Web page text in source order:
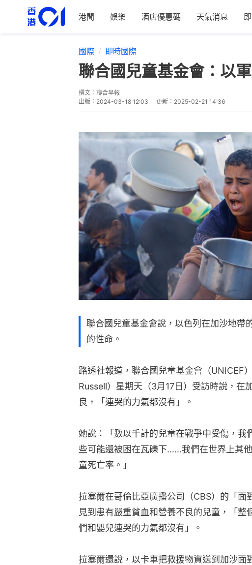
港聞 娛樂 酒店優惠碼 天氣消息
國際 即時國際
聯合國兒童基金會：以
撰文： 聯合早報
出版： 2024-03-18 12:03 更新： 2025-02-21 14:36
聯合國兒童基金會說，以色列在加沙地帶
的性命。
路透社報道，聯合國兒童基金會（UNICEF
Russell）星期天（3月17日）受訪時說，在
良，「連哭的力氣都沒有」。
她說：「數以千計的兒童在戰爭中受傷，我
些可能還被困在瓦礫下……我們在世界上其
童死亡率。」
拉塞爾在哥倫比亞廣播公司（CBS）的「面
見到患有嚴重貧血和營養不良的兒童，「整
們和嬰兒連哭的力氣都沒有」。
拉塞爾還說，以卡車把救援物資送到加沙面